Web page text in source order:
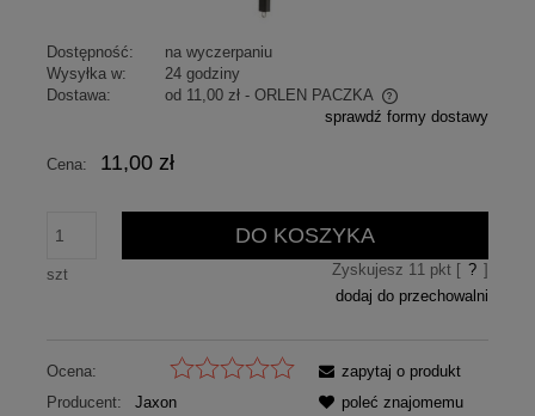
Dostępność:
na wyczerpaniu
Wysyłka w:
24 godziny
Dostawa:
od 11,00 zł - ORLEN PACZKA
Cena nie zawiera ewentualnych kosztów płatności
sprawdź formy dostawy
Cena: 11,00 zł
szt
DO KOSZYKA
Zyskujesz 11 pkt [ ? ]
dodaj do przechowalni
Ocena:
Producent:
Jaxon
zapytaj o produkt
poleć znajomemu